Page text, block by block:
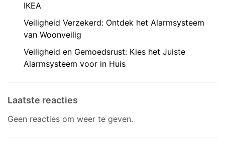
IKEA
Veiligheid Verzekerd: Ontdek het Alarmsysteem
van Woonveilig
Veiligheid en Gemoedsrust: Kies het Juiste
Alarmsysteem voor in Huis
Laatste reacties
Geen reacties om weer te geven.